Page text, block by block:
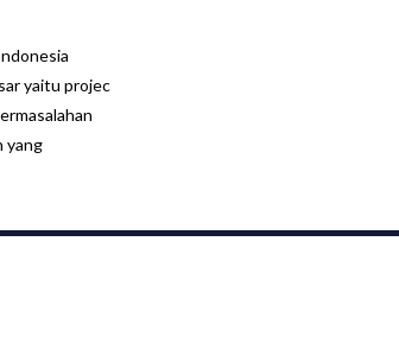
yaitu projec
yang